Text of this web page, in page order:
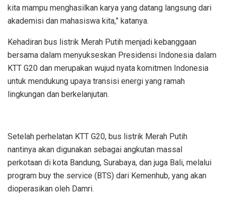
kita mampu menghasilkan karya yang datang langsung dari
akademisi dan mahasiswa kita,” katanya.
Kehadiran bus listrik Merah Putih menjadi kebanggaan
bersama dalam menyukseskan Presidensi Indonesia dalam
KTT G20 dan merupakan wujud nyata komitmen Indonesia
untuk mendukung upaya transisi energi yang ramah
lingkungan dan berkelanjutan.
Setelah perhelatan KTT G20, bus listrik Merah Putih
nantinya akan digunakan sebagai angkutan massal
perkotaan di kota Bandung, Surabaya, dan juga Bali, melalui
program buy the service (BTS) dari Kemenhub, yang akan
dioperasikan oleh Damri.